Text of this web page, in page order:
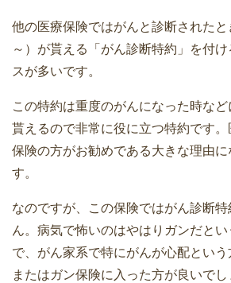
他の医療保険ではがんと診断された
～）が貰える「がん診断特約」を付
スが多いです。
この特約は重度のがんになった時な
貰えるので非常に役に立つ特約です
保険の方がお勧めである大きな理由
す。
なのですが、この保険ではがん診断
ん。病気で怖いのはやはりガンだと
で、がん家系で特にがんが心配という
またはガン保険に入った方が良いでし